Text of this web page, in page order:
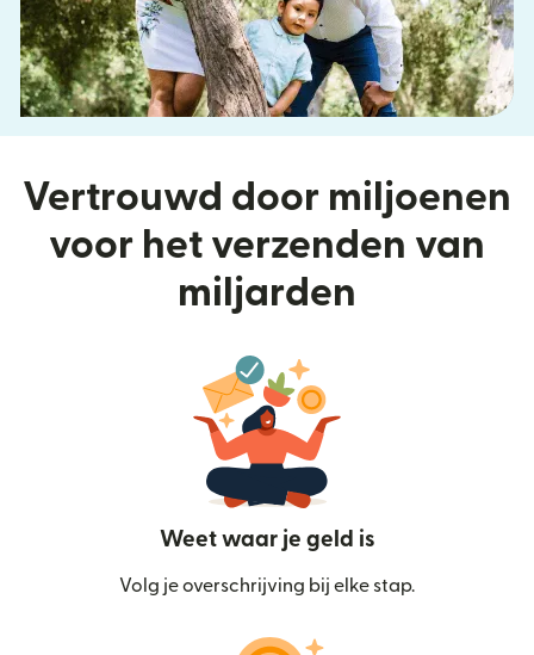
Vertrouwd door miljoenen
voor het verzenden van
miljarden
Weet waar je geld is
Volg je overschrijving bij elke stap.